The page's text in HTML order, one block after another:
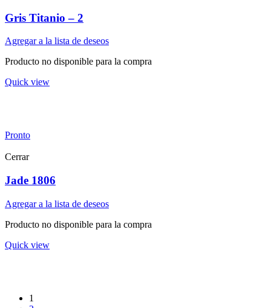
Gris Titanio – 2
Agregar a la lista de deseos
Producto no disponible para la compra
Quick view
Pronto
Cerrar
Jade 1806
Agregar a la lista de deseos
Producto no disponible para la compra
Quick view
1